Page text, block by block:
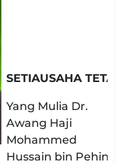
SETIAUSAHA
Yang Mulia Dr.
Awang Haji
Mohammed
Hussain bin Pehin